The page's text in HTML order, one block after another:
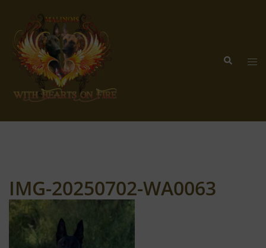
springen
Suche
IMG-20250702-WA0063